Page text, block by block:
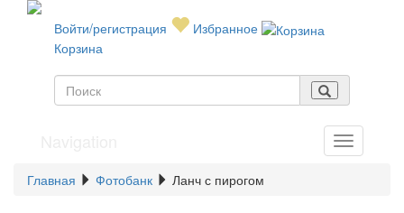
Войти/регистрация
Избранное
Корзина
Главная Фотобанк Ланч с пирогом